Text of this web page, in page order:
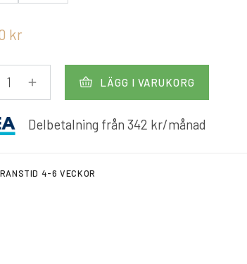
kr
LÄGG I VARUKORG
Delbetalning från342 kr/månad
4-6 VECKOR